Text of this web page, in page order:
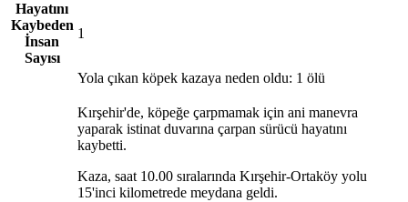
Hayatını
Kaybeden
İnsan
Sayısı
1
Yola çıkan köpek kazaya neden oldu: 1 ölü
Kırşehir'de, köpeğe çarpmamak için ani manevra
yaparak istinat duvarına çarpan sürücü hayatını
kaybetti.
Kaza, saat 10.00 sıralarında Kırşehir-Ortaköy yolu
15'inci kilometrede meydana geldi.